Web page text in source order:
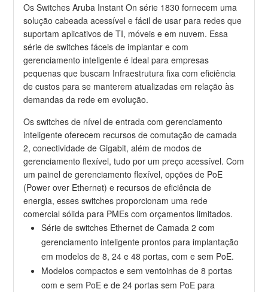
Os Switches Aruba Instant On série 1830 fornecem uma
solução cabeada acessível e fácil de usar para redes que
suportam aplicativos de TI, móveis e em nuvem. Essa
série de switches fáceis de implantar e com
gerenciamento inteligente é ideal para empresas
pequenas que buscam Infraestrutura fixa com eficiência
de custos para se manterem atualizadas em relação às
demandas da rede em evolução.
Os switches de nível de entrada com gerenciamento
inteligente oferecem recursos de comutação de camada
2, conectividade de Gigabit, além de modos de
gerenciamento flexível, tudo por um preço acessível. Com
um painel de gerenciamento flexível, opções de PoE
(Power over Ethernet) e recursos de eficiência de
energia, esses switches proporcionam uma rede
comercial sólida para PMEs com orçamentos limitados.
Série de switches Ethernet de Camada 2 com
gerenciamento inteligente prontos para implantação
em modelos de 8, 24 e 48 portas, com e sem PoE.
Modelos compactos e sem ventoinhas de 8 portas
com e sem PoE e de 24 portas sem PoE para